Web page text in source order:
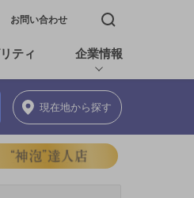
お問い合わせ 検索窓を開く
ティ 企業情報
現在地から探す